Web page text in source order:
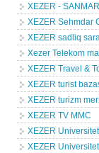
XEZER -
XEZER Sehmdar
XEZER sadliq
Xezer Telekom
XEZER Travel &
XEZER turist
XEZER turizm
XEZER TV MMC
XEZER
XEZER